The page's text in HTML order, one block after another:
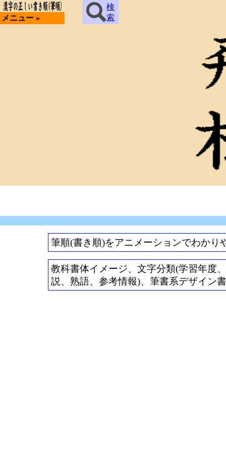
メニュー »
検
索
筆順(書き順)をアニメーションでわかり
教科書体イメージ、文字分類(学習年度
説、熟語、参考情報)、筆書系デザイン